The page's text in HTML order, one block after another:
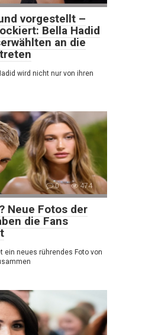
vorgestellt –
Bella Hadid
an die
wird nicht nur von ihren
0 474
Neue Fotos der
die Fans
ein neues rührendes Foto von